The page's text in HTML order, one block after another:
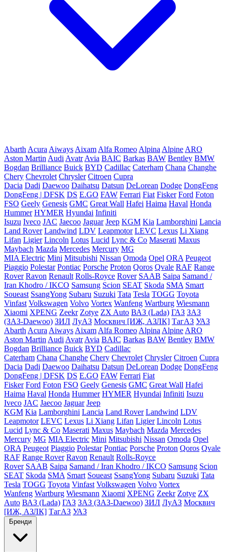
Abarth Acura Aiways Aixam Alfa Romeo Alpina Alpine ARO
Aston Martin Audi Avatr Avia BAIC Barkas BAW Bentley BMW
Bogdan Brilliance Buick BYD Cadillac Caterham Chana Changhe
Chery Chevrolet Chrysler Citroen Cupra
Dacia Dadi Daewoo Daihatsu Datsun DeLorean Dodge DongFeng
DongFeng | DFSK DS E.GO FAW Ferrari Fiat Fisker Ford Foton
FSO Geely Genesis GMC Great Wall Hafei Haima Haval Honda
Hummer HYMER Hyundai Infiniti
Isuzu Iveco JAC Jaecoo Jaguar Jeep KGM Kia Lamborghini Lancia
Land Rover Landwind LDV Leapmotor LEVC Lexus Li Xiang
Lifan Ligier Lincoln Lotus Lucid Lync & Co Maserati Maxus
Maybach Mazda Mercedes Mercury MG
MIA Electric Mini Mitsubishi Nissan Omoda Opel ORA Peugeot
Piaggio Polestar Pontiac Porsche Proton Qoros Qvale RAF Range
Rover Ravon Renault Rolls-Royce Rover SAAB Saipa Samand /
Iran Khodro / IKCO Samsung Scion SEAT Skoda SMA Smart
Soueast SsangYong Subaru Suzuki Tata Tesla TOGG Toyota
Vinfast Volkswagen Volvo Vortex Wanfeng Wartburg Wiesmann
Xiaomi XPENG Zeekr Zotye ZX Auto ВАЗ (Lada) ГАЗ ЗАЗ
(ЗАЗ-Daewoo) ЗИЛ ЛуАЗ Москвич [ИЖ, АЗЛК] ТагАЗ УАЗ
Abarth Acura Aiways Aixam Alfa Romeo Alpina Alpine ARO
Aston Martin Audi Avatr Avia BAIC Barkas BAW Bentley BMW
Bogdan Brilliance Buick BYD Cadillac
Caterham Chana Changhe Chery Chevrolet Chrysler Citroen Cupra
Dacia Dadi Daewoo Daihatsu Datsun DeLorean Dodge DongFeng
DongFeng | DFSK DS E.GO FAW Ferrari Fiat
Fisker Ford Foton FSO Geely Genesis GMC Great Wall Hafei
Haima Haval Honda Hummer HYMER Hyundai Infiniti Isuzu
Iveco JAC Jaecoo Jaguar Jeep
KGM Kia Lamborghini Lancia Land Rover Landwind LDV
Leapmotor LEVC Lexus Li Xiang Lifan Ligier Lincoln Lotus
Lucid Lync & Co Maserati Maxus Maybach Mazda Mercedes
Mercury MG MIA Electric Mini Mitsubishi Nissan Omoda Opel
ORA Peugeot Piaggio Polestar Pontiac Porsche Proton Qoros Qvale
RAF Range Rover Ravon Renault Rolls-Royce
Rover SAAB Saipa Samand / Iran Khodro / IKCO Samsung Scion
SEAT Skoda SMA Smart Soueast SsangYong Subaru Suzuki Tata
Tesla TOGG Toyota Vinfast Volkswagen Volvo Vortex
Wanfeng Wartburg Wiesmann Xiaomi XPENG Zeekr Zotye ZX
Auto ВАЗ (Lada) ГАЗ ЗАЗ (ЗАЗ-Daewoo) ЗИЛ ЛуАЗ Москвич
[ИЖ, АЗЛК] ТагАЗ УАЗ
Бренди